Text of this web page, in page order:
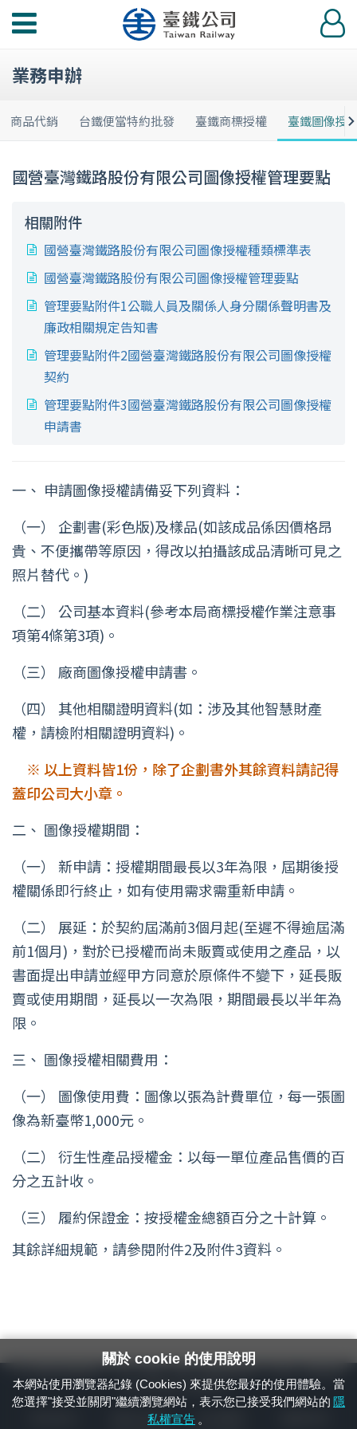
功
選
登
入
業務申辦
商品代銷 台鐵便當特約批發 臺鐵商標授權 臺鐵圖像授
國營臺灣鐵路股份有限公司圖像授權管理要點
相關附件
國營臺灣鐵路股份有限公司圖像授權種類標準表
國營臺灣鐵路股份有限公司圖像授權管理要點
管理要點附件1公職人員及關係人身分關係聲明書及
廉政相關規定告知書
管理要點附件2國營臺灣鐵路股份有限公司圖像授權
契約
管理要點附件3國營臺灣鐵路股份有限公司圖像授權
申請書
一、 申請圖像授權請備妥下列資料：
（一）
企劃書(彩色版)及樣品(如該成品係因價格昂
貴、不便攜帶等原因，得改以拍攝該成品清晰可見之
照片替代。)
（二）
公司基本資料(參考本局商標授權作業注意事
項第4條第3項)。
（三）
廠商圖像授權申請書。
（四）
其他相關證明資料(如：涉及其他智慧財產
權，請檢附相關證明資料)。
※ 以上資料皆1份，除了企劃書外其餘資料請記得
蓋印公司大小章。
二、 圖像授權期間：
（一）
新申請：授權期間最長以3年為限，屆期後授
權關係即行終止，如有使用需求需重新申請。
（二）
展延：於契約屆滿前3個月起(至遲不得逾屆滿
前1個月)，對於已授權而尚未販賣或使用之產品，以
書面提出申請並經甲方同意於原條件不變下，延長販
賣或使用期間，延長以一次為限，期間最長以半年為
限。
三、 圖像授權相關費用：
（一）
圖像使用費：圖像以張為計費單位，每一張圖
像為新臺幣1,000元。
（二）
衍生性產品授權金：以每一單位產品售價的百
分之五計收。
（三）
履約保證金：按授權金總額百分之十計算。
其餘詳細規範，請參閱附件2及附件3資料。
24小時緊急通報電話：1933（市話、手機，僅限發現軌道、平交道、橋樑及隧
道等有障礙物之通報專用）
資通安全政策
關於 cookie 的使用說明
本網站使用瀏覽器紀錄 (Cookies) 來提供您最好的使用體驗。當
您選擇"接受並關閉"繼續瀏覽網站，表示您已接受我們網站的 隱
私權宣告 。